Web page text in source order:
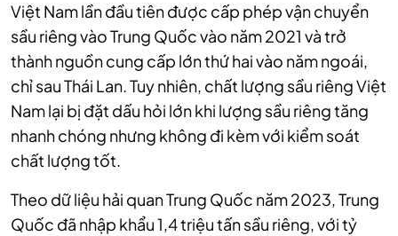
Việt Nam lần đầu tiên được cấp phép vận chuyển
sầu riêng vào Trung Quốc vào năm 2021 và trở
thành nguồn cung cấp lớn thứ hai vào năm ngoái,
chỉ sau Thái Lan. Tuy nhiên, chất lượng sầu riêng Việt
Nam lại bị đặt dấu hỏi lớn khi lượng sầu riêng tăng
nhanh chóng nhưng không đi kèm với kiểm soát
chất lượng tốt.
Theo dữ liệu hải quan Trung Quốc năm 2023, Trung
Quốc đã nhập khẩu 1,4 triệu tấn sầu riêng, với tỷ